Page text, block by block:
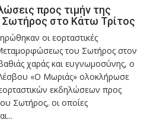
προς τιμήν της
στο Κάτω Τρίτος
οι εορταστικές
του Σωτήρος στον
χαράς και ευγνωμοσύνης, ο
«Ο Μωριάς» ολοκλήρωσε
εκδηλώσεων προς
Σωτήρος, οι οποίες